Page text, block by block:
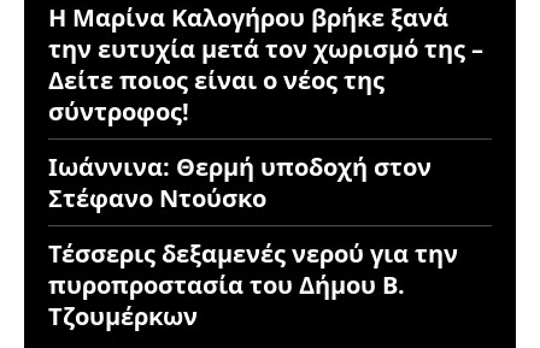
Η Μαρίνα Καλογήρου βρήκε ξανά
την ευτυχία μετά τον χωρισμό της –
Δείτε ποιος είναι ο νέος της
σύντροφος!
Ιωάννινα: Θερμή υποδοχή στον
Στέφανο Ντούσκο
Τέσσερις δεξαμενές νερού για την
πυροπροστασία του Δήμου Β.
Τζουμέρκων